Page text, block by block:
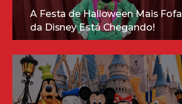
A Festa de Halloween Mais Fofa
da Disney Está Chegando!